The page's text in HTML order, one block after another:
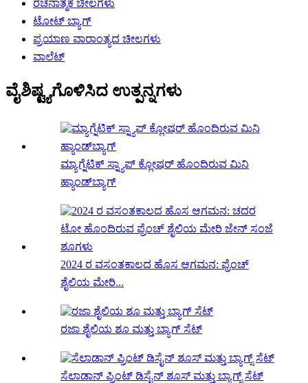
ರಚನಾತ್ಮಕ ಚೀಲಗಳು
ಟೋಟ್ ಬ್ಯಾಗ್
ಪ್ರಯಾಣ ವಾರಾಂತ್ಯದ ಚೀಲಗಳು
ವಾಲೆಟ್
ವೈಶಿಷ್ಟ್ಯಗೊಳಿಸಿದ ಉತ್ಪನ್ನಗಳು
ಮ್ಯಾಗ್ನೆಟಿಕ್ ಸ್ನ್ಯಾಪ್ ಕ್ಲೋಷರ್ ಹೊಂದಿರುವ ಮಿನಿ
ಹ್ಯಾಂಡ್‌ಬ್ಯಾಗ್
2024 ರ ವಸಂತಕಾಲದ ಹೊಸ ಆಗಮನ: ಫ್ರೆಂಚ್
ಶೈಲಿಯ ಮೇರಿ...
ರಜಾ ಶೈಲಿಯ ಶೂ ಮತ್ತು ಬ್ಯಾಗ್ ಸೆಟ್
ಸೆಲಾಡಾನ್ ಪ್ರಿಂಟ್ ಡಿಸೈನ್ ಶೂಸ್ ಮತ್ತು ಬ್ಯಾಗ್ಸ್ ಸೆಟ್